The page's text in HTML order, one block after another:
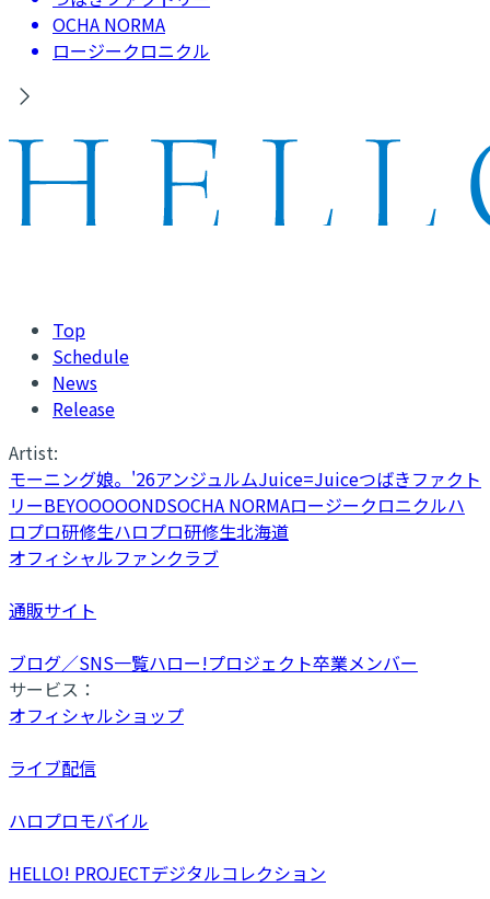
OCHA NORMA
ロージークロニクル
Top
Schedule
News
Release
Artist:
モーニング娘。'26アンジュルムJuice=Juiceつばきファクト
リーBEYOOOOONDSOCHA NORMAロージークロニクルハ
ロプロ研修生ハロプロ研修生北海道
オフィシャルファンクラブ
通販サイト
ブログ／SNS一覧ハロー!プロジェクト卒業メンバー
サービス：
オフィシャルショップ
ライブ配信
ハロプロモバイル
HELLO! PROJECTデジタルコレクション